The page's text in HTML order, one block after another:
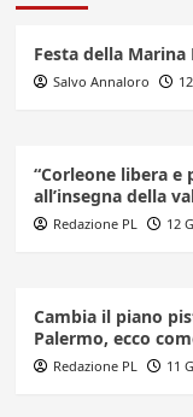
Festa della
Salvo Annaloro
“Corleone libera e
all’insegna della
Redazione PL 12
Cambia il piano
Palermo, ecco
Redazione PL 11